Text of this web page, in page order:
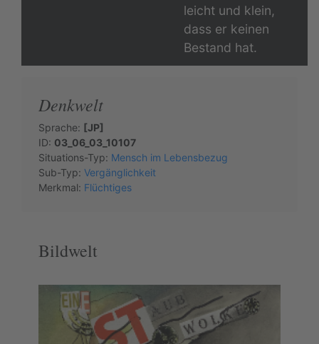
leicht und klein,
dass er keinen
Bestand hat.
Denkwelt
Sprache: [JP]
ID: 03_06_03_10107
Situations-Typ: Mensch im Lebensbezug
Sub-Typ: Vergänglichkeit
Merkmal: Flüchtiges
Bildwelt